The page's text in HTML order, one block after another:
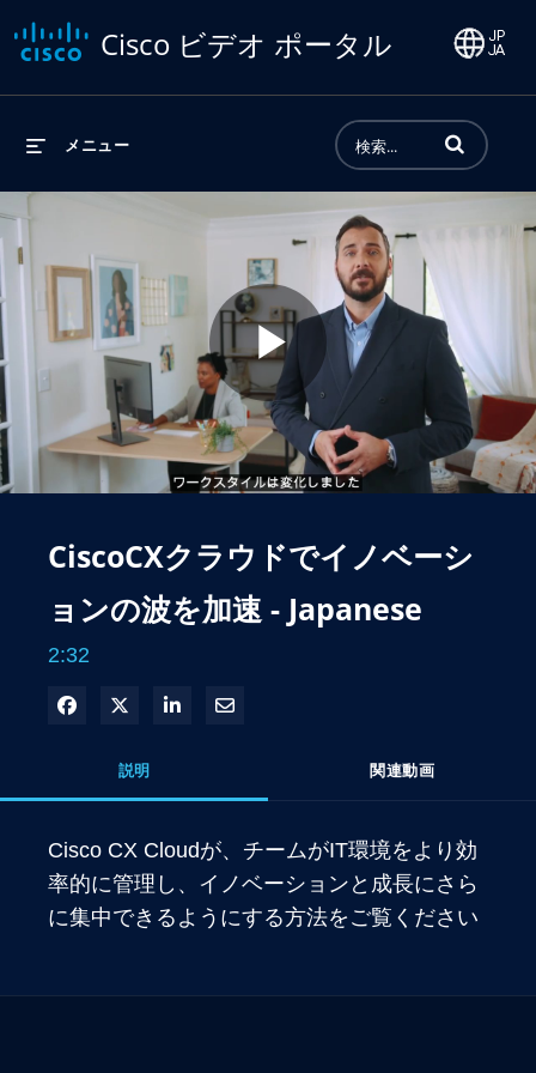
Cisco ビデオ ポータル
メニュー 動画の検索語句
Play
CiscoCXクラウドでイノベーシ
ョンの波を加速 - Japanese
2:32
Facebook で共有
Xで共有する
LinkedIn で共有
電子メールで共有
説明 関連動画
Cisco CX Cloudが、チームがIT環境をより効
率的に管理し、イノベーションと成長にさら
に集中できるようにする方法をご覧ください